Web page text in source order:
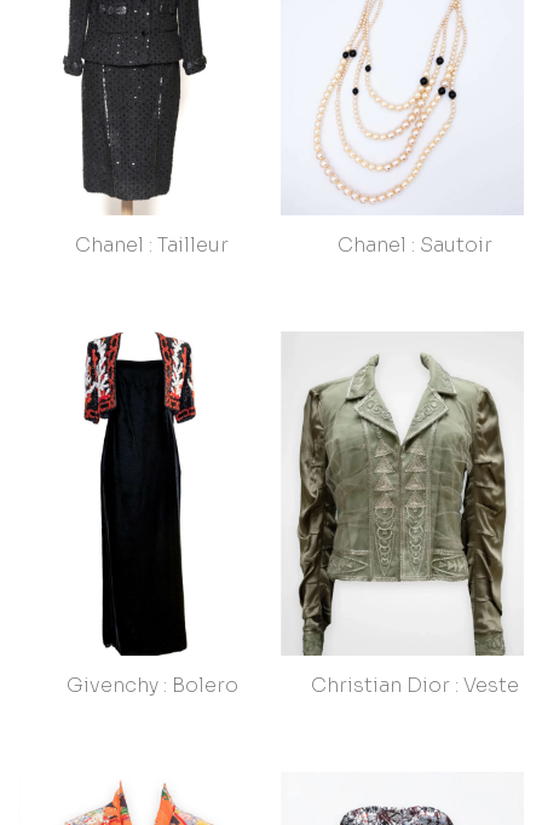
Chanel : Tailleur Chanel : Sautoir
Givenchy : Bolero Christian Dior : Veste